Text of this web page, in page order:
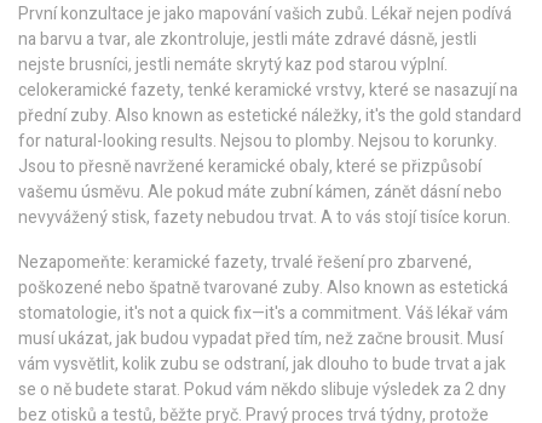
První konzultace je jako mapování vašich zubů. Lékař nejen podívá
na barvu a tvar, ale zkontroluje, jestli máte zdravé dásně, jestli
nejste brusníci, jestli nemáte skrytý kaz pod starou výplní.
celokeramické fazety,tenké keramické vrstvy, které se nasazují na
přední zuby. Also known as estetické náležky, it's the gold standard
for natural-looking results.Nejsou to plomby. Nejsou to korunky.
Jsou to přesně navržené keramické obaly, které se přizpůsobí
vašemu úsměvu. Ale pokud máte zubní kámen, zánět dásní nebo
nevyvážený stisk, fazety nebudou trvat. A to vás stojí tisíce korun.
Nezapomeňte:keramické fazety,trvalé řešení pro zbarvené,
poškozené nebo špatně tvarované zuby. Also known as estetická
stomatologie, it's not a quick fix—it's a commitment.Váš lékař vám
musí ukázat, jak budou vypadat před tím, než začne brousit. Musí
vám vysvětlit, kolik zubu se odstraní, jak dlouho to bude trvat a jak
se o ně budete starat. Pokud vám někdo slibuje výsledek za 2 dny
bez otisků a testů, běžte pryč. Pravý proces trvá týdny, protože